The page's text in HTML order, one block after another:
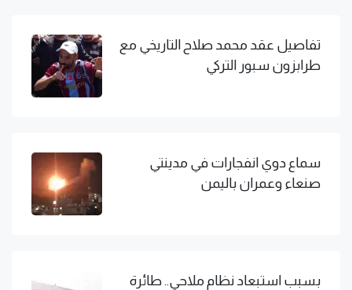
تفاصيل عقد محمد صلاح التاريخي مع
طرابزون سبور التركي
سماع دوي انفجارات في مدينتي
صنعاء وعمران باليمن
بسبب استبعاد نظام ملاحي.. طائرة